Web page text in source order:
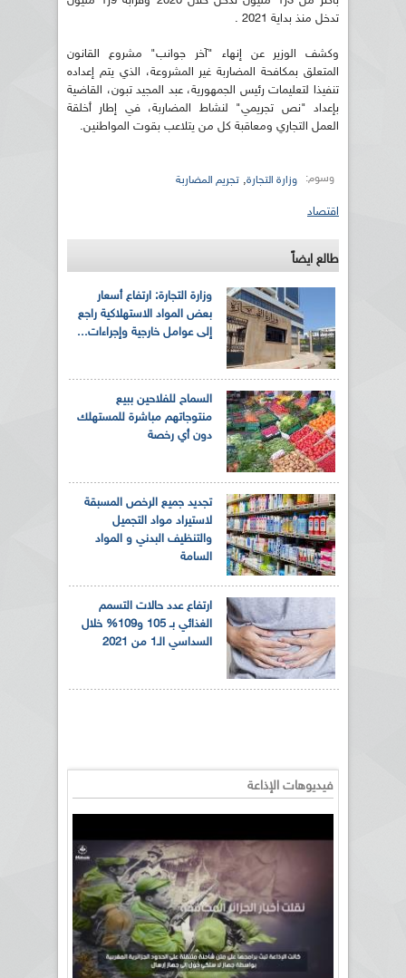
تدخل منذ بداية 2021 .
وكشف الوزير عن إنهاء "آخر جوانب" مشروع القانون
المتعلق بمكافحة المضاربة غير المشروعة، الذي يتم إعداده
تنفيذا لتعليمات رئيس الجمهورية، عبد المجيد تبون، القاضية
بإعداد "نص تجريمي" لنشاط المضاربة، في إطار أخلقة
العمل التجاري ومعاقبة كل من يتلاعب بقوت المواطنين.
وسوم: وزارة التجارة, تجريم المضاربة
اقتصاد
طالع ايضاً
وزارة التجارة: ارتفاع أسعار
بعض المواد الاستهلاكية راجع
إلى عوامل خارجية وإجراءات...
السماح للفلاحين ببيع
منتوجاتهم مباشرة للمستهلك
دون أي رخصة
تجديد جميع الرخص المسبقة
لاستيراد مواد التجميل
والتنظيف البدني و المواد
السامة
ارتفاع عدد حالات التسمم
الغذائي بـ 105 و109% خلال
السداسي الـ1 من 2021
فيديوهات الإذاعة